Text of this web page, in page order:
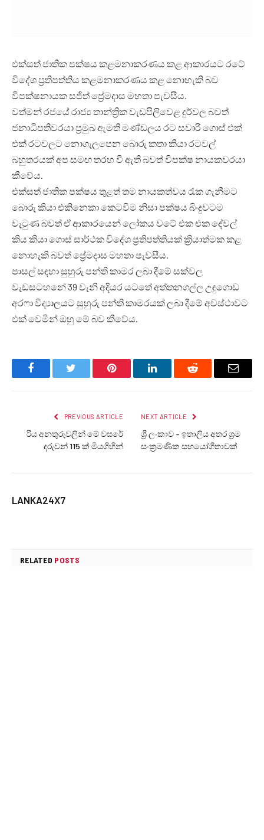
එක්සත් ජාතික පක්ෂය කළමනාකරණය කළ ආකාරයට රටේ
විදේශ ප්‍රතිපත්තිය කළමනාකරණය කළ නොහැකි බව
විපක්ෂනායක සජිත් ප්‍රේමදාස මහතා පැවසීය.
වත්මන් රජයේ රාජ්‍ය තාන්ත්‍රික වැඩපිලිවෙළ දුර්වල බවත්
ජනාධිපතිවරයා ප්‍රමුඛ ඇමති මණ්ඩලය රට සවාරි ගොස් එක්
එක් රටවලට නොගැලපෙන බොරු කතා කියා රටවල්
බහුතරයක් අප සමඟ තරහ වී ඇති බවත් විපක්ෂ නායකවරයා
කීවේය.
එක්සත් ජාතික පක්ෂය තුළත් තම නායකත්වය රැක ගැනීමට
බොරු කියා එකිනෙකා කෙටවිම නිසා පක්ෂය බිංදුවටම
වැටුණ බවත් ඒ ආකාරයෙන් ලෝකය වටේ එක එක දේවල්
කිය කියා ගොස් සාර්ථක විදේශ ප්‍රතිපත්තියක් ක්‍රියාත්මක කළ
නොහැකි බවත් ප්‍රේමදාස මහතා පැවසීය.
පාසල් සඳහා සුහුරු පන්ති කාමර ලබා දීමේ සක්වල
වැඩසටහනේ 39 වැනි අදියර යටතේ අත්තනගල්ල උඳුගොඩ
අරෆා විද්‍යාලයට සුහුරු පන්ති කාමරයක් ලබා දීමේ අවස්ථාවට
එක් වෙමින් ඔහු මේ බව කීවේය.
FacebookTwitter Pinterest LinkedInReddit Email
PREVIOUS ARTICLE
රිය අනතුරුවලින් මේ වසරේ
දරුවන් 115 ක් මියගිහින්
NEXT ARTICLE
ශ්‍රී ලංකාව – ඉතාලිය අතර ශ්‍රම
සංක්‍රමණික සහයෝගීතාවක්
LANKA24X7
RELATED POSTS